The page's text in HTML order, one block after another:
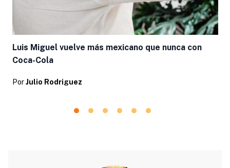
Luis Miguel vuelve más mexicano que nunca con
Coca-Cola
Por Julio Rodriguez